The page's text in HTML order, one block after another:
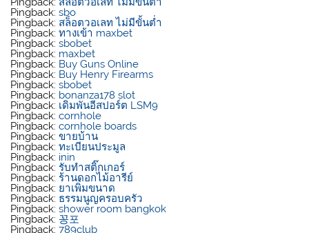
Pingback:sbo
Pingback: สล็อตวอเลท ไม่มีขั้นต่ำ
Pingback:ทางเข้า maxbet
Pingback:sbobet
Pingback: maxbet
Pingback: Buy Guns Online
Pingback: Buy Henry Firearms
Pingback:sbobet
Pingback: bonanza178 slot
Pingback: เดิมพันอีสปอร์ต LSM9
Pingback:cornhole
Pingback:cornhole boards
Pingback:ขายบ้าน
Pingback:ทะเบียนประมูล
Pingback: inin
Pingback: รับทำสติ๊กเกอร์
Pingback: ร้านดอกไม้อารีย์
Pingback: ยาเพิ่มขนาด
Pingback: ธรรมนูญครอบครัว
Pingback:shower room bangkok
Pingback: 꽁포
Pingback:789club